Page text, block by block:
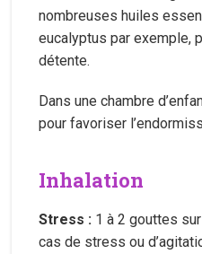
nombreuses huiles
eucalyptus par exemple,
détente.
Dans une chambre
pour favoriser
Inhalation
Stress : 1 à 2 gouttes
cas de stress ou